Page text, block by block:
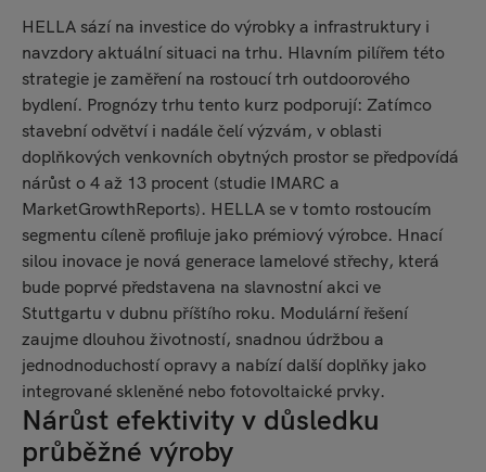
HELLA sází na investice do výrobky a infrastruktury i
navzdory aktuální situaci na trhu. Hlavním pilířem této
strategie je zaměření na rostoucí trh outdoorového
bydlení. Prognózy trhu tento kurz podporují: Zatímco
stavební odvětví i nadále čelí výzvám, v oblasti
doplňkových venkovních obytných prostor se předpovídá
nárůst o 4 až 13 procent (studie IMARC a
MarketGrowthReports). HELLA se v tomto rostoucím
segmentu cíleně profiluje jako prémiový výrobce. Hnací
silou inovace je nová generace lamelové střechy, která
bude poprvé představena na slavnostní akci ve
Stuttgartu v dubnu příštího roku. Modulární řešení
zaujme dlouhou životností, snadnou údržbou a
jednodnoduchostí opravy a nabízí další doplňky jako
integrované skleněné nebo fotovoltaické prvky.
Nárůst efektivity v důsledku
průběžné výroby